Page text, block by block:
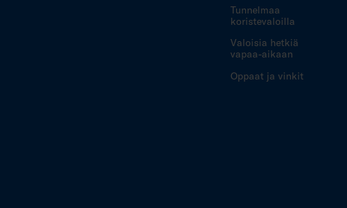
Tunnelmaa
koristevaloilla
Valoisia hetkiä
vapaa-aikaan
Oppaat ja vinkit